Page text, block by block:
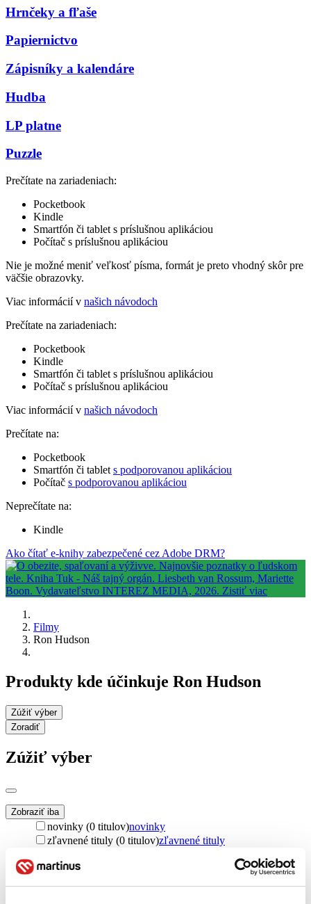
Hrnčeky a fľaše
Papiernictvo
Zápisníky a kalendáre
Hudba
LP platne
Puzzle
Prečítate na zariadeniach:
Pocketbook
Kindle
Smartfón či tablet s príslušnou aplikáciou
Počítač s príslušnou aplikáciou
Nie je možné meniť veľkosť písma, formát je preto vhodný skôr pre
väčšie obrazovky.
Viac informácií v našich návodoch
Prečítate na zariadeniach:
Pocketbook
Kindle
Smartfón či tablet s príslušnou aplikáciou
Počítač s príslušnou aplikáciou
Viac informácií v našich návodoch
Prečítate na:
Pocketbook
Smartfón či tablet s podporovanou aplikáciou
Počítač s podporovanou aplikáciou
Neprečítate na:
Kindle
Ako čítať e-knihy zabezpečené cez Adobe DRM?
Filmy
Ron Hudson
Produkty kde účinkuje Ron Hudson
Zúžiť výber
Zoradiť
Zúžiť výber
Zobraziť iba
novinky (0 titulov)novinky
zľavnené tituly (0 titulov)zľavnené tituly
Dostupnosť